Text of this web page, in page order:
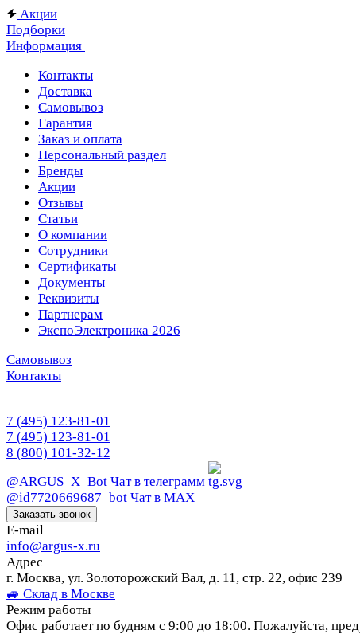
Акции
Подборки
Информация
Контакты
Доставка
Самовывоз
Гарантия
Заказ и оплата
Персональный раздел
Бренды
Акции
Отзывы
Статьи
О компании
Сотрудники
Сертификаты
Документы
Реквизиты
Партнерам
ЭкспоЭлектроника 2026
Самовывоз
Контакты
7 (495) 123-81-01
7 (495) 123-81-01
8 (800) 101-32-12
@ARGUS_X_Bot Чат в телеграмм
@id7720669687_bot Чат в МАХ
Заказать звонок
E-mail
info@argus-x.ru
Адрес
г. Москва, ул. Золоторожский Вал, д. 11, стр. 22, офис 239
🚙 Склад в Москве
Режим работы
Офис работает по будням с 9:00 до 18:00. Пожалуйста,